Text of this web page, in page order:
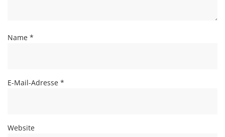
Name *
E-Mail-Adresse *
Website